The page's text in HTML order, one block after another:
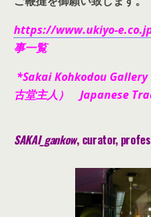
https://www.ukiyo-
事一覧
*Sakai Kohkodou Gallery
古堂主人） Japanese
SAKAI_gankow, curator, pr